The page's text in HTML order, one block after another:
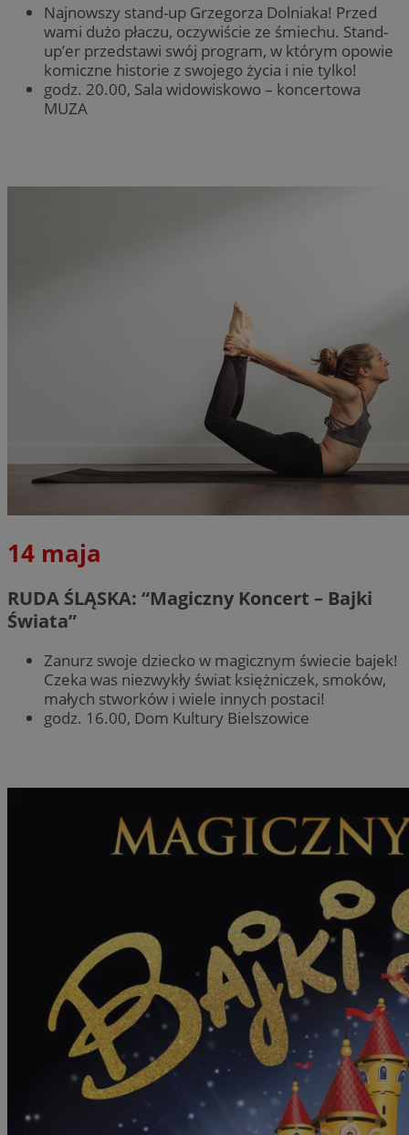
Najnowszy stand-up Grzegorza Dolniaka! Przed
wami dużo płaczu, oczywiście ze śmiechu. Stand-
up’er przedstawi swój program, w którym opowie
komiczne historie z swojego życia i nie tylko!
godz. 20.00, Sala widowiskowo – koncertowa
MUZA
14 maja
RUDA ŚLĄSKA: “Magiczny Koncert – Bajki
Świata”
Zanurz swoje dziecko w magicznym świecie bajek!
Czeka was niezwykły świat księżniczek, smoków,
małych stworków i wiele innych postaci!
godz. 16.00, Dom Kultury Bielszowice